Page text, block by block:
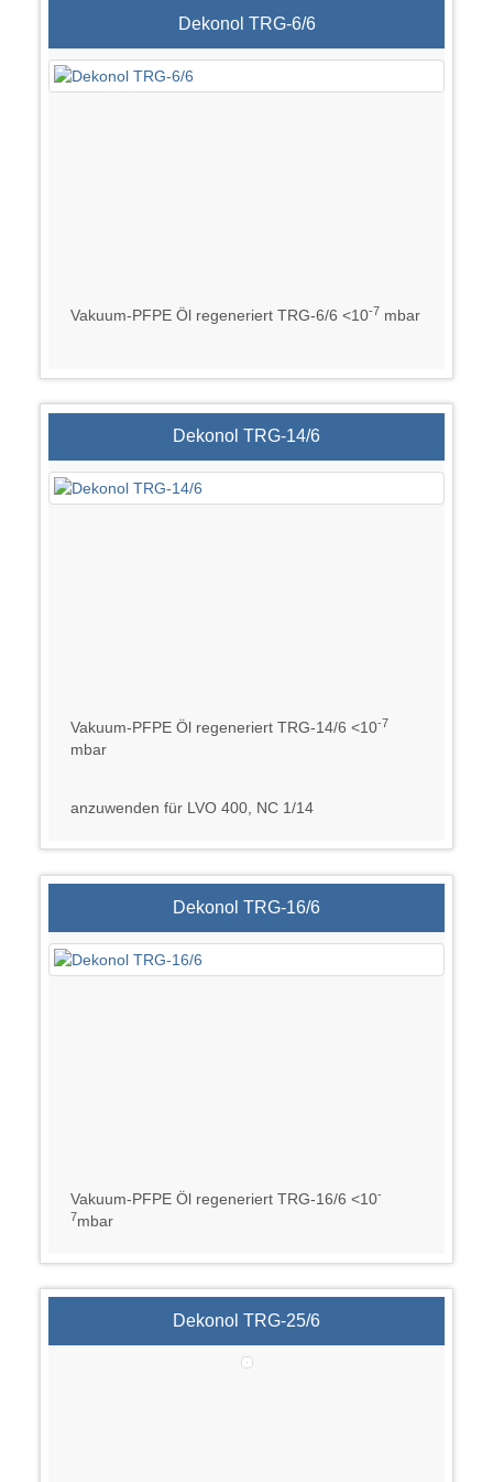
Dekonol TRG-6/6
Vakuum-PFPE Öl regeneriert TRG-6/6 <10-7 mbar
Dekonol TRG-14/6
Vakuum-PFPE Öl regeneriert TRG-14/6 <10-7
mbar
anzuwenden für LVO 400, NC 1/14
Dekonol TRG-16/6
Vakuum-PFPE Öl regeneriert TRG-16/6 <10-
7mbar
Dekonol TRG-25/6